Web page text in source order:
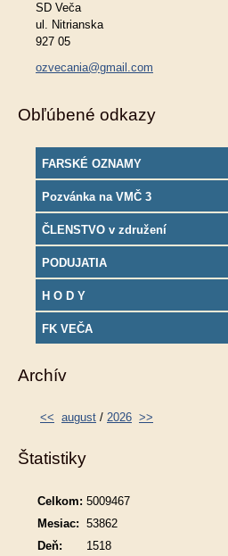
SD Veča
ul. Nitrianska
927 05
ozvecania@gmail.com
Obľúbené odkazy
FARSKÉ OZNAMY
Pozvánka na VMČ 3
ČLENSTVO v združení
PODUJATIA
H O D Y
FK VEČA
Archív
<< august / 2026 >>
Štatistiky
Celkom: 5009467
Mesiac: 53862
Deň:
1518